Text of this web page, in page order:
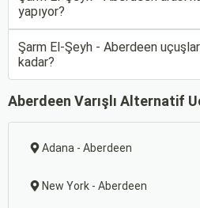
yapıyor?
Şarm El-Şeyh - Aberdeen
kadar?
Aberdeen Varışlı Alternatif
Adana - Aberdeen
New York - Aberdeen